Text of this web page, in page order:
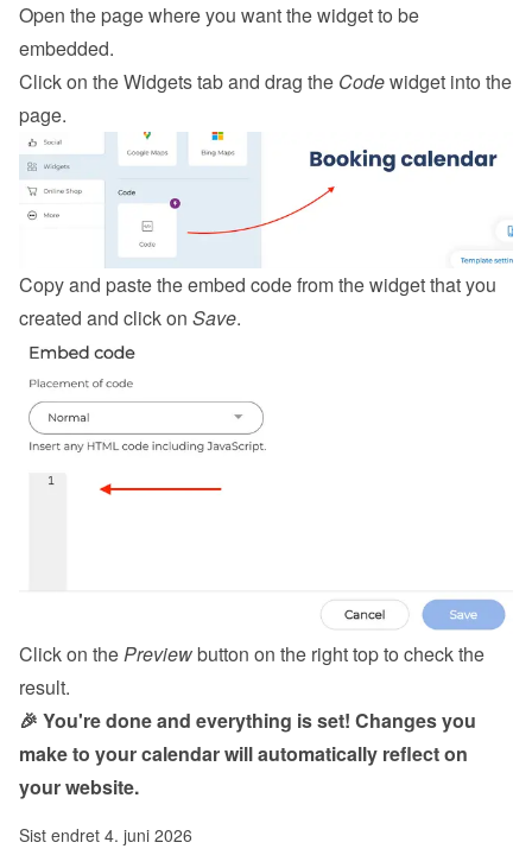
Open the page where you want the widget to be
embedded.
Click on the Widgets tab and drag the Code widget into the
page.
Copy and paste the embed code from the widget that you
created and click on Save.
Click on the Preview button on the right top to check the
result.
🎉 You're done and everything is set! Changes you
make to your calendar will automatically reflect on
your website.
Sist endret 4. juni 2026